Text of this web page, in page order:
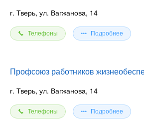
г. Тверь, ул. Вагжанова, 14
Телефоны Подробнее
Профсоюз работников
г. Тверь, ул. Вагжанова, 14
Телефоны Подробнее